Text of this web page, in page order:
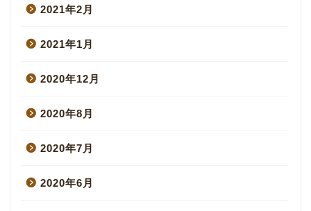
2021年2月
2021年1月
2020年12月
2020年8月
2020年7月
2020年6月